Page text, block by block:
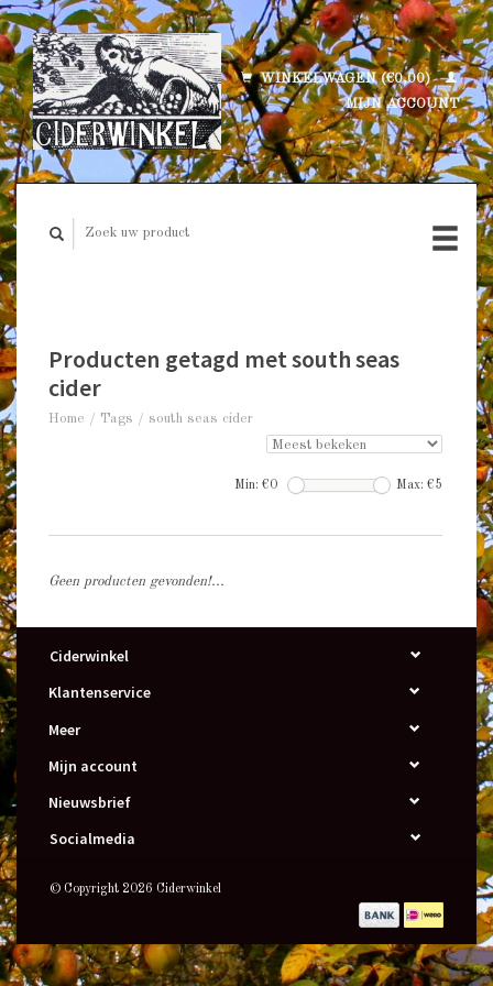
WINKELWAGEN (€0,00)
MIJN ACCOUNT
Producten getagd met south seas
cider
Home / Tags / south seas cider
Min: €0 Max: €5
Geen producten gevonden!...
Ciderwinkel
Klantenservice
Meer
Mijn account
Nieuwsbrief
Socialmedia
© Copyright 2026 Ciderwinkel